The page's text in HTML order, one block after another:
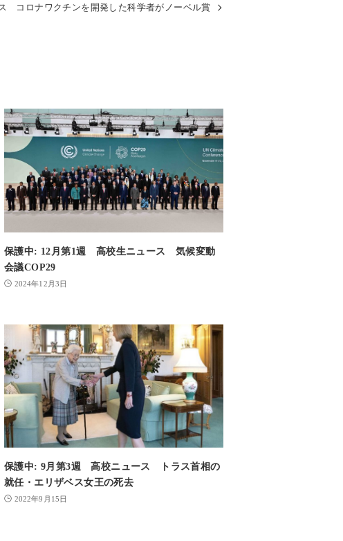
コロナワクチンを開発した科学者がノーベル賞
保護中: 12月第1週 高校生ニュース 気候変動
会議COP29
2024年12月3日
保護中: 9月第3週 高校ニュース トラス首相の
就任・エリザベス女王の死去
2022年9月15日